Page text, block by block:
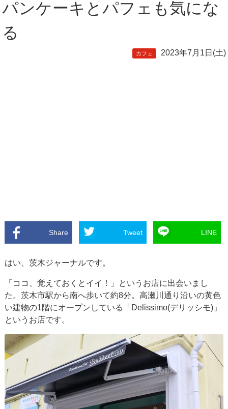
パンケーキとパフェも気にな
る
カフェ 2023年7月1日(土)
Share Tweet LINE
はい、茨木ジャーナルです。
「ココ、覚えておくとイイ！」というお店に出会いまし
た。茨木市駅から南へ歩いて約8分。高瀬川通り沿いの黄色
い建物の1階にオープンしている「Delissimo(デリッシモ)」
というお店です。